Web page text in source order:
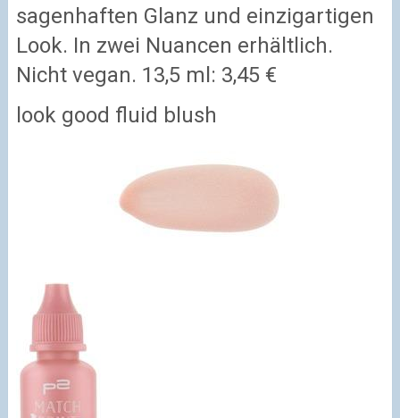
sagenhaften Glanz und einzigartigen
Look. In zwei Nuancen erhältlich.
Nicht vegan. 13,5 ml: 3,45 €
look good fluid blush